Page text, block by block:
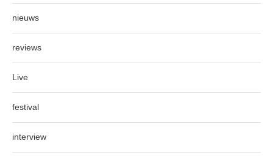
nieuws
reviews
Live
festival
interview